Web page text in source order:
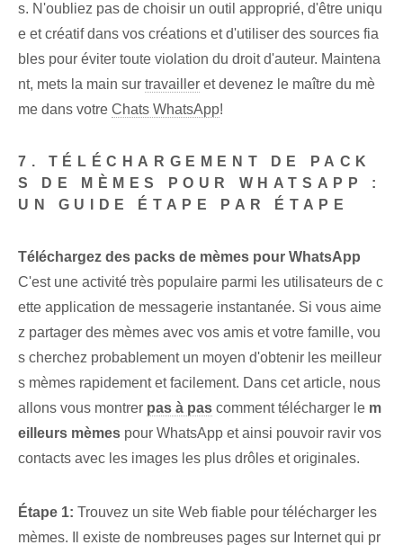
s. N'oubliez pas de choisir un outil approprié, d'être uniqu
e et créatif dans vos créations et d'utiliser des sources fia
bles pour éviter toute violation du droit d'auteur. Maintena
nt, mets la main sur travailler et devenez le maître du mè
me dans votre Chats WhatsApp!
7. TÉLÉCHARGEMENT DE PACK
S DE MÈMES POUR WHATSAPP :
UN GUIDE ÉTAPE PAR ÉTAPE
Téléchargez des packs de mèmes pour WhatsApp
C'est une activité très populaire parmi les utilisateurs de c
ette application de messagerie instantanée. Si vous aime
z partager des mèmes avec vos amis et votre famille, vou
s cherchez probablement un moyen d'obtenir les meilleur
s mèmes rapidement et facilement. Dans cet article, nous
allons vous montrer pas à pas comment télécharger le m
eilleurs mèmes pour WhatsApp et ainsi pouvoir ravir vos
contacts avec les images les plus drôles et originales.
Étape 1: Trouvez un site Web fiable pour télécharger les
mèmes. Il existe de nombreuses pages sur Internet qui pr